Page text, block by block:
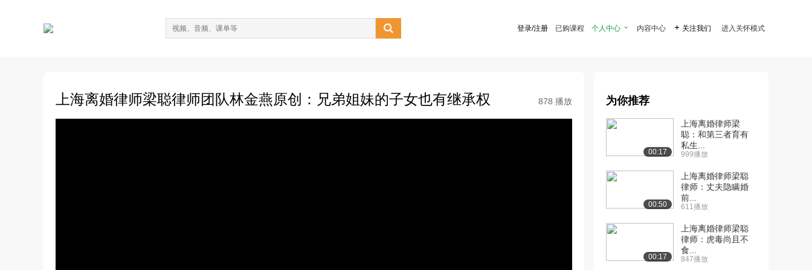
 登录/注册 已购课程 个人中心  内容中心  关注我们 进入关怀模式
上海离婚律师梁聪律师团队林金燕原创：兄弟姐妹的子女也有继承权 878 播放 为你推荐
00:17
上海离婚律师梁
聪：和第三者育有
私生...
999播放
00:50
上海离婚律师梁聪
律师：丈夫隐瞒婚
前...
611播放
00:17
上海离婚律师梁聪
律师：虎毒尚且不
食...
847播放